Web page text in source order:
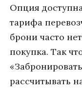
Опция
тарифа
брони часто
покупка. Так
рассчитывать